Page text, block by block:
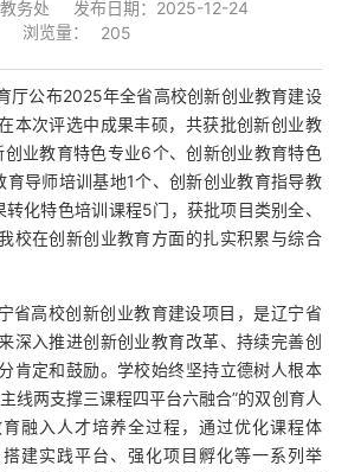
务处
发布日期：2025-12-24
浏览量：
205
厅公布2025年全省高校创新创业教育建设
本次评选中成果丰硕，共获批创新创业教
业教育特色专业6个、创新创业教育特色
导师培训基地1个、创新创业教育指导教
化特色培训课程5门，获批项目类别全、
校在创新创业教育方面的扎实积累与综合
省高校创新创业教育建设项目，是辽宁省
深入推进创新创业教育改革、持续完善创
肯定和鼓励。学校始终坚持立德树人根本
线两支撑三课程四平台六融合”的双创育人
融入人才培养全过程，通过优化课程体
建实践平台、强化项目孵化等一系列举